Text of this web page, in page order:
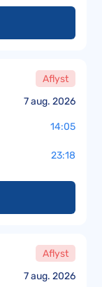
7 aug. 2026
Aflyst
14:05
23:18
7 aug. 2026
Aflyst